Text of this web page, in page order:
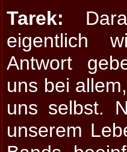
Tarek:
eigentlich
Antwort
uns bei
uns selbst.
unserem